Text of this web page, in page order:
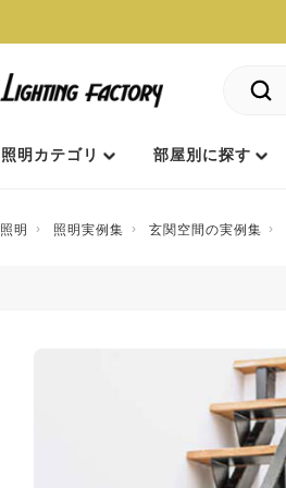
照明カテゴリ 部屋別に探す
照明 照明実例集 玄関空間の実例集